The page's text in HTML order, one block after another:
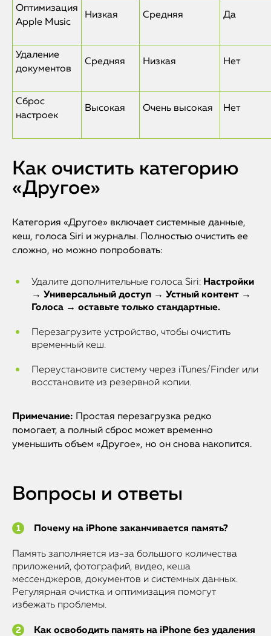
Оптимизация
Apple Music
Низкая Средняя Да
Удаление
документов
Средняя Низкая Нет
Сброс
настроек
Высокая Очень высокая Нет
Как очистить категорию
«Другое»
Категория «Другое» включает системные данные,
кеш, голоса Siri и журналы. Полностью очистить ее
сложно, но можно попробовать:
Удалите дополнительные голоса Siri: Настройки
→ Универсальный доступ → Устный контент →
Голоса → оставьте только стандартные.
Перезагрузите устройство, чтобы очистить
временный кеш.
Переустановите систему через iTunes/Finder или
восстановите из резервной копии.
Примечание: Простая перезагрузка редко
помогает, а полный сброс может временно
уменьшить объем «Другое», но он снова накопится.
Вопросы и ответы
Почему на iPhone заканчивается память?
Память заполняется из-за большого количества
приложений, фотографий, видео, кеша
мессенджеров, документов и системных данных.
Регулярная очистка и оптимизация помогут
избежать проблемы.
Как освободить память на iPhone без удаления